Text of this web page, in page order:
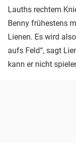
Lauths rechtem
Benny frühestens
Lienen. Es wird
aufs Feld“, sagt
kann er nicht